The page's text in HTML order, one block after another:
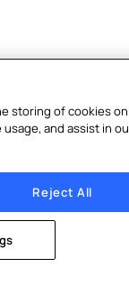
storing of cookies
and assist in
Reject All